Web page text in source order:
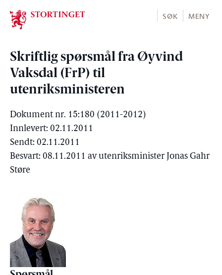
Stortinget.no
SØK MENY
Skriftlig spørsmål fra Øyvind
Vaksdal (FrP) til
utenriksministeren
Dokument nr. 15:180 (2011-2012)
Innlevert: 02.11.2011
Sendt: 02.11.2011
Besvart: 08.11.2011 av utenriksminister Jonas Gahr
Støre